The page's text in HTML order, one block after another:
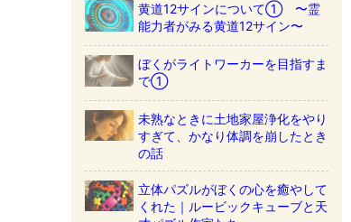
黄道12サインについて① 〜霊
能力者がみる黄道12サイン〜
ぼくがライトワーカーを目指すま
で①
未熟なときに土地家屋浄化をやり
すぎて、かなり体調を崩したとき
の話
立体パズルがぼくの心を癒やして
くれた｜ルービックキューブと天